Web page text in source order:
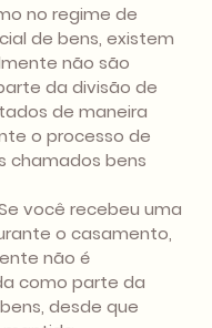
no regime de
de bens, existem
não são
da divisão de
de maneira
o processo de
chamados bens
você recebeu uma
o casamento,
não é
como parte da
desde que